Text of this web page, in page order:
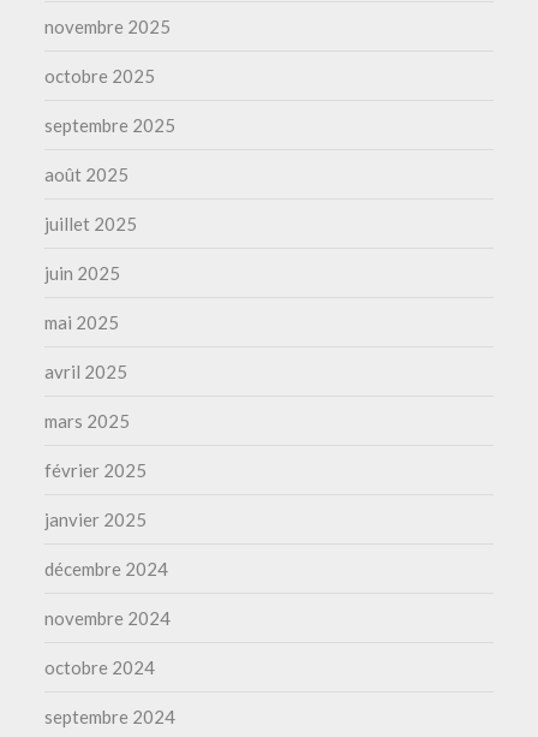
novembre 2025
octobre 2025
septembre 2025
août 2025
juillet 2025
juin 2025
mai 2025
avril 2025
mars 2025
février 2025
janvier 2025
décembre 2024
novembre 2024
octobre 2024
septembre 2024